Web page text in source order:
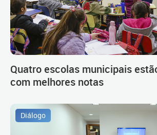
Quatro escolas municipais
com melhores notas
Diálogo